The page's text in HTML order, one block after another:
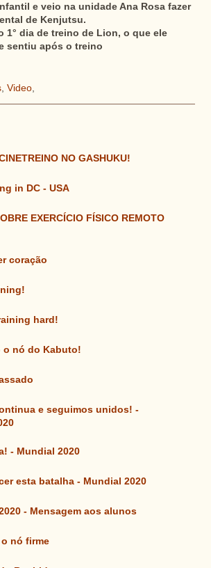
e veio na unidade Ana Rosa fazer
de Kenjutsu.
1° dia de treino de Lion, o que ele
sentiu após o treino
, Video,
NO GASHUKU!
in DC - USA
EXERCÍCIO FÍSICO REMOTO
coração
hard!
o nó do Kabuto!
e seguimos unidos! -
- Mundial 2020
esta batalha - Mundial 2020
- Mensagem aos alunos
nó firme